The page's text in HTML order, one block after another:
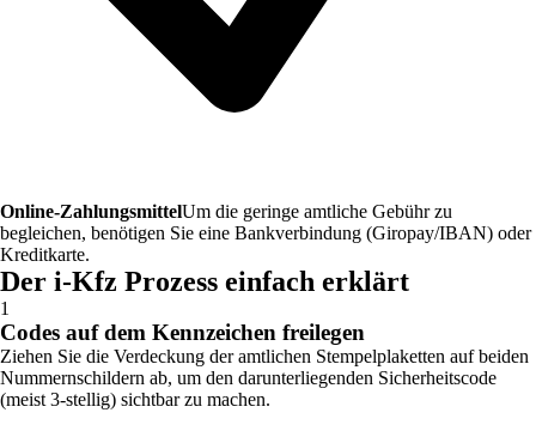
Online-ZahlungsmittelUm die geringe amtliche Gebühr zu
begleichen, benötigen Sie eine Bankverbindung (Giropay/IBAN) oder
Kreditkarte.
Der i-Kfz Prozess einfach erklärt
1
Codes auf dem Kennzeichen freilegen
Ziehen Sie die Verdeckung der amtlichen Stempelplaketten auf beiden
Nummernschildern ab, um den darunterliegenden Sicherheitscode
(meist 3-stellig) sichtbar zu machen.